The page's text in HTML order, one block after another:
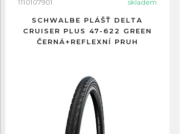
1110107901 skladem
SCHWALBE PLÁŠŤ DELTA
CRUISER PLUS 47-622 GREEN
ČERNÁ+REFLEXNÍ PRUH